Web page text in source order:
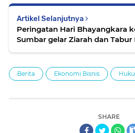
Artikel Selanjutnya
Peringatan Hari Bhayangkara
Sumbar gelar Ziarah dan Tabur
Berita Ekonomi Bisnis
SHARE